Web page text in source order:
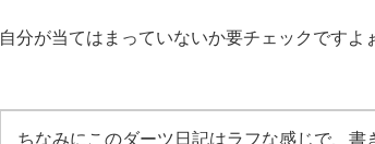
自分が当てはまっていないか要チェックですよ
ちなみにこのダーツ日記はラフな感じで、書